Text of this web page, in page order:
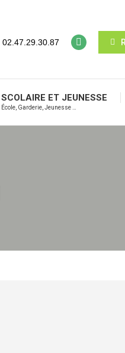
02.47.29.30.87
SCOLAIRE ET JEUNESSE
École, Garderie, Jeunesse …